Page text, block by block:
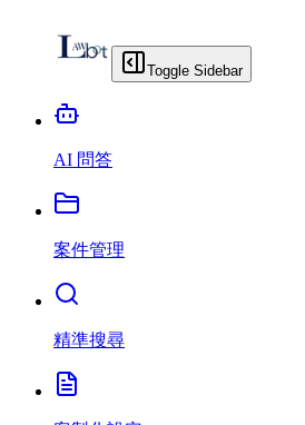
Toggle Sidebar
AI 問答
案件管理
精準搜尋